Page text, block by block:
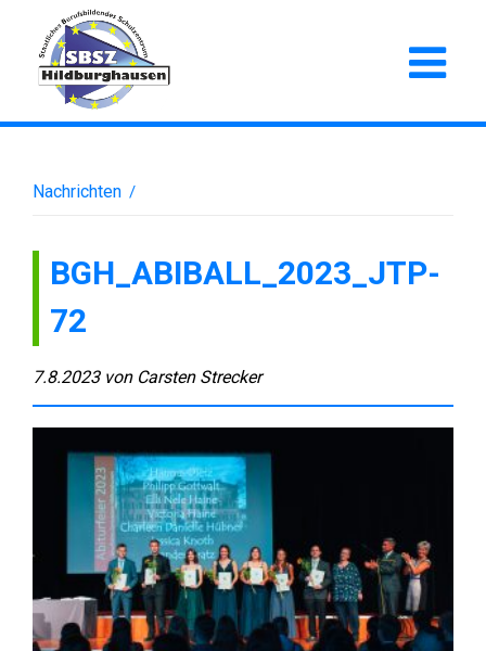
Nachrichten /
BGH_ABIBALL_2023_JTP-
72
7.8.2023 von Carsten Strecker